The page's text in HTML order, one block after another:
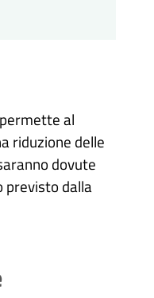
al
riduzione delle
dovute
previsto dalla